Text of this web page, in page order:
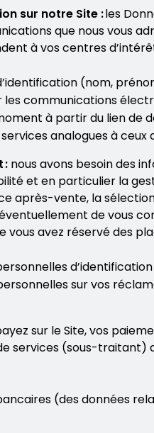
sur notre Site :les
que nous vous
à vos centres
(nom,
communications
à partir du lien de
analogues à
: nous avons besoin des
et en particulier la
après-vente, la
de vous
vous avez réservé des
sur vos
sur le Site, vos
services (sous-
(des données